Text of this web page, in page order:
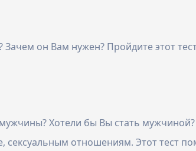
он Вам нужен? Пройдите этот
Хотели бы Вы стать
отношениям. Этот тест